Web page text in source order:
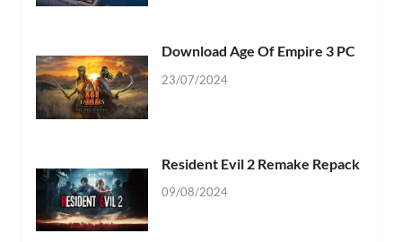
Download Age Of Empire 3 PC
23/07/2024
Resident Evil 2 Remake Repack
09/08/2024